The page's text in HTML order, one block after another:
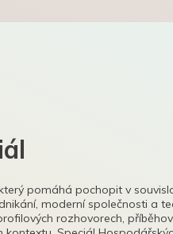
pomáhá pochopit v
moderní společnosti a
rozhovorech,